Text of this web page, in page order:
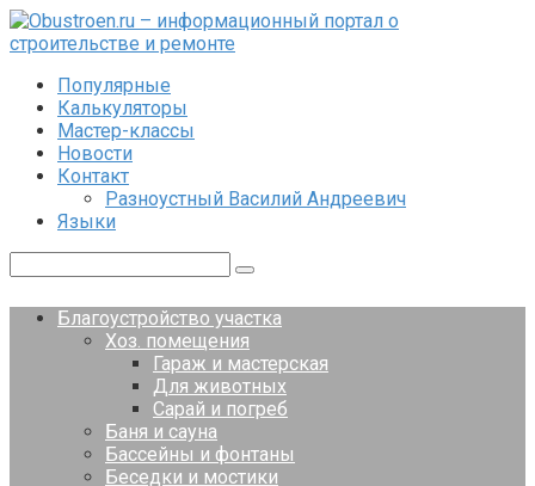
Перейти
к
Популярные
Калькуляторы
Мастер-классы
Новости
Контакт
Разноустный Василий Андреевич
Языки
Благоустройство участка
Хоз. помещения
Гараж и мастерская
Для животных
Сарай и погреб
Баня и сауна
Бассейны и фонтаны
Беседки и мостики